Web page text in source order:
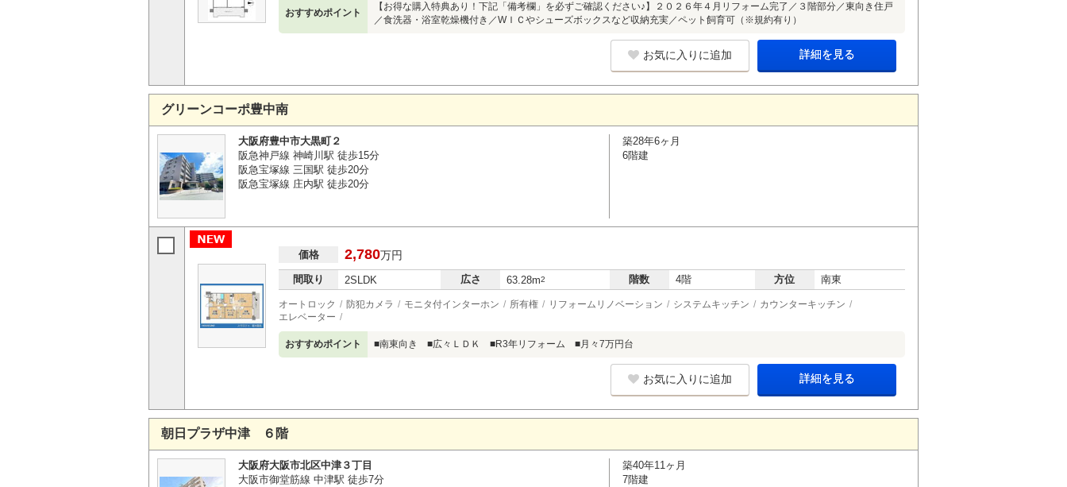
おすすめポイント
【お得な購入特典あり！下記「備考欄」を必ずご確認ください♪】２０２６年４月リフォーム完了／３階部分／東向き住戸
／食洗器・浴室乾燥機付き／WＩＣやシューズボックスなど収納充実／ペット飼育可（※規約有り）
お気に入りに追加 詳細を見る
グリーンコーポ豊中南
大阪府豊中市大黒町２
阪急神戸線 神崎川駅 徒歩15分
阪急宝塚線 三国駅 徒歩20分
阪急宝塚線 庄内駅 徒歩20分
築28年6ヶ月
6階建
価格 2,780万円
間取り 2SLDK 広さ 63.28m2 階数 4階 方位 南東
オートロック 防犯カメラ モニタ付インターホン 所有権 リフォームリノベーション システムキッチン
カウンターキッチン
エレベーター
おすすめポイント ■南東向き ■広々ＬＤＫ ■R3年リフォーム ■月々7万円台
お気に入りに追加 詳細を見る
朝日プラザ中津 ６階
大阪府大阪市北区中津３丁目
大阪市御堂筋線 中津駅 徒歩7分
築40年11ヶ月
7階建